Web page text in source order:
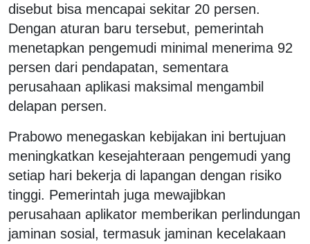
disebut bisa mencapai sekitar 20 persen.
Dengan aturan baru tersebut, pemerintah
menetapkan pengemudi minimal menerima 92
persen dari pendapatan, sementara
perusahaan aplikasi maksimal mengambil
delapan persen.
Prabowo menegaskan kebijakan ini bertujuan
meningkatkan kesejahteraan pengemudi yang
setiap hari bekerja di lapangan dengan risiko
tinggi. Pemerintah juga mewajibkan
perusahaan aplikator memberikan perlindungan
jaminan sosial, termasuk jaminan kecelakaan